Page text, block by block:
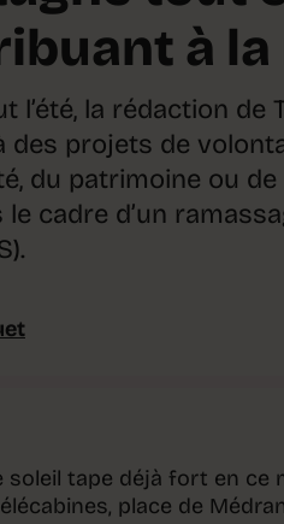
à
l’été, la rédaction de
des projets de
du patrimoine ou de
cadre d’un
soleil tape déjà fort en ce
place de